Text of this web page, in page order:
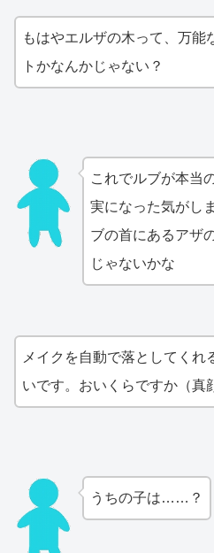
もはやエルザの木って、万能
トかなんかじゃない？
これでルブが本当
実になった気がし
ブの首にあるアザ
じゃないかな
メイクを自動で落としてくれ
いです。おいくらですか（真
うちの子は……？